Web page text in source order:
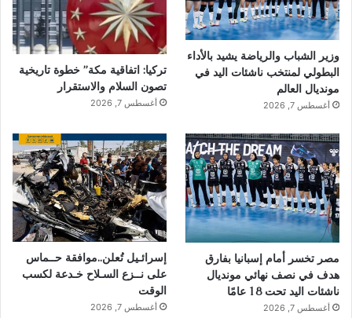
وزير الشباب والرياضة يشيد بالأداء
البطولي لمنتخب ناشئات اليد في
مونديال العالم
أغسطس 7, 2026
تركيا: اتفاقية مكة” خطوة تاريخية
تصون السلام والاستقرار
أغسطس 7, 2026
مصر تخسر أمام إسبانيا بفارق
هدف في نصف نهائي مونديال
ناشئات اليد تحت 18 عامًا
أغسطس 7, 2026
إسرائـيل تُعلن..موافقة حــماس
على نــزع السـلاح خـدعة لكسب
الوقت
أغسطس 7, 2026